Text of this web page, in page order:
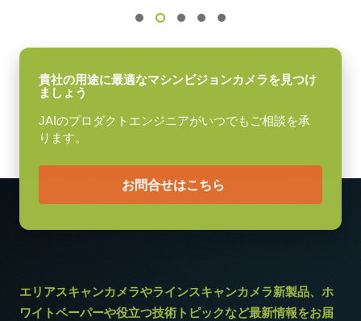
センササイズ 横x縦
9.0 x 6.7 mm
外形寸法 高さx幅x奥行
29 x 44 x 75 mm
消費電力
5.1 W
貴社の用途に最適なマシンビジョンカメラを見つけ
ましょう
JAIのプロダクトエンジニアがいつでもご相談を承
ります。
お問合せはこちら
エリアスキャンカメラやラインスキャンカメラ新製品、ホ
ワイトペーパーや役立つ技術トピックなど最新情報をお届